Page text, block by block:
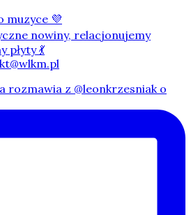
muzyce 💜
nowiny, relacjonujemy
💃
rozmawia z @leonkrzesniak o